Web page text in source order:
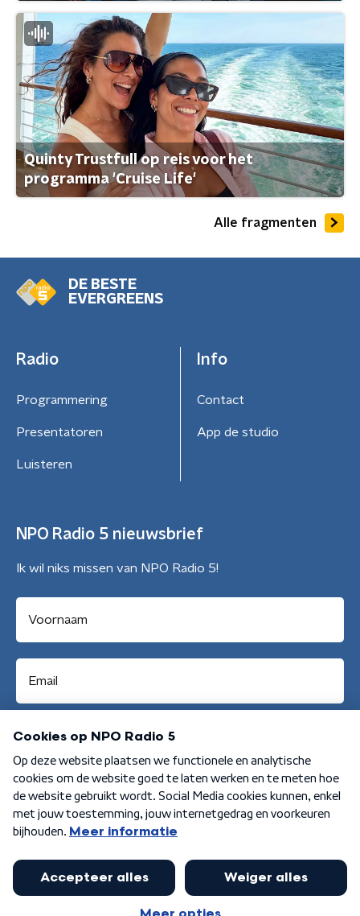
Quinty Trustfull op reis voor het
programma 'Cruise Life'
Alle fragmenten
DE BESTE
EVERGREENS
Radio
Programmering
Presentatoren
Luisteren
Info
Contact
App de studio
NPO Radio 5 nieuwsbrief
Ik wil niks missen van NPO Radio 5!
Aanmelden
Algemene voorwaarden